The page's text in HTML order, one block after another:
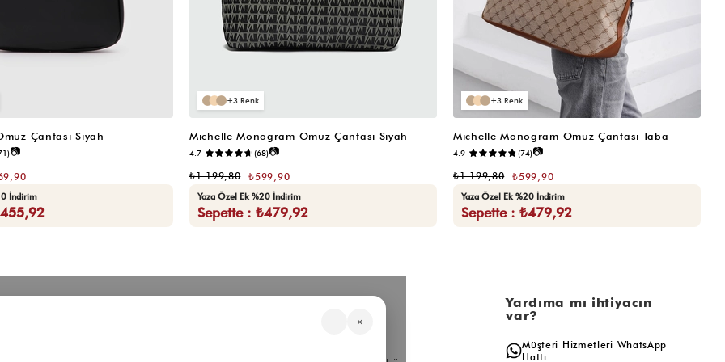
Çantası Siyah
📷
İndirim
3
Michelle Monogram Omuz Çantası Siyah
4.7 (68)📷
₺599,90
₺1.199,80
Yaza Özel Ek %20 İndirim
Sepette : ₺479,92
3
Michelle Monogram Omuz Çantası Taba
4.9 (74)📷
₺599,90
₺1.199,80
Yaza Özel Ek %20 İndirim
Sepette : ₺479,92
Müşteri Hizmetleri Kurumsal
Yardıma mı ihtiyacın
var?
Müşteri Hizmetleri WhatsApp
Hattı
− ×